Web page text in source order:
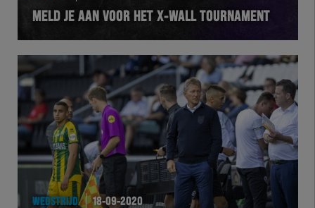
Natuurgras
Wedstrijd
Heracles
MELD JE AAN VOOR HET X-WALL TOURNAMENT
WEDSTRIJD 18-09-2020